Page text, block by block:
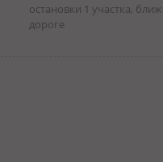
остановки 1 участка,
дороге